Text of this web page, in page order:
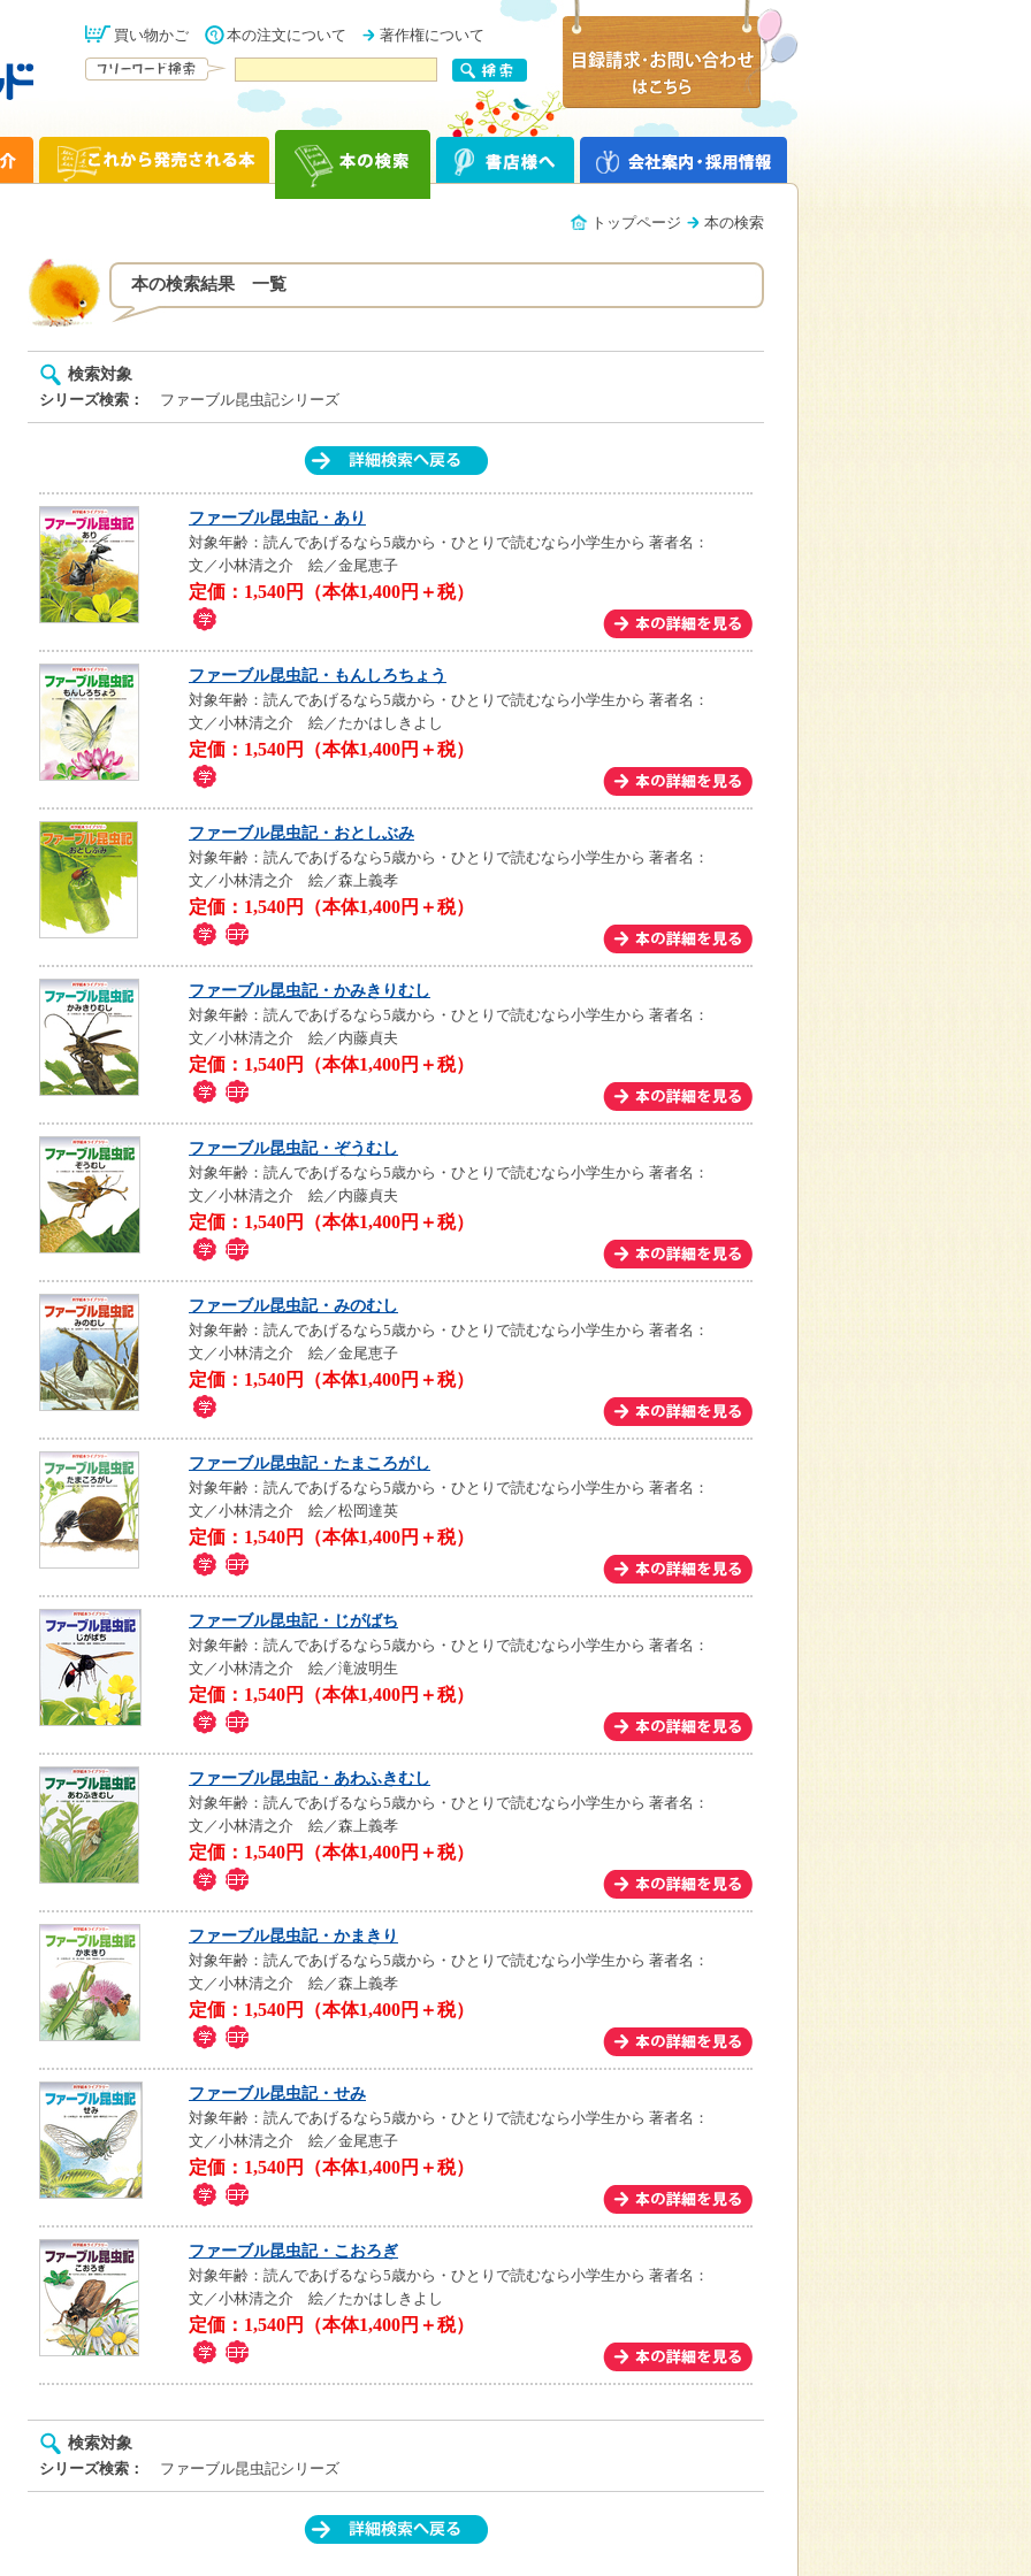
買い物かご 本の注文について 著作権について
トップページ 本の検索
本の検索結果 一覧
検索対象
シリーズ検索： ファーブル昆虫記シリーズ
ファーブル昆虫記・あり
対象年齢：読んであげるなら5歳から・ひとりで読むなら小学生から 著者名：
文／小林清之介 絵／金尾恵子
定価：1,540円（本体1,400円＋税）
ファーブル昆虫記・もんしろちょう
対象年齢：読んであげるなら5歳から・ひとりで読むなら小学生から 著者名：
文／小林清之介 絵／たかはしきよし
定価：1,540円（本体1,400円＋税）
ファーブル昆虫記・おとしぶみ
対象年齢：読んであげるなら5歳から・ひとりで読むなら小学生から 著者名：
文／小林清之介 絵／森上義孝
定価：1,540円（本体1,400円＋税）
ファーブル昆虫記・かみきりむし
対象年齢：読んであげるなら5歳から・ひとりで読むなら小学生から 著者名：
文／小林清之介 絵／内藤貞夫
定価：1,540円（本体1,400円＋税）
ファーブル昆虫記・ぞうむし
対象年齢：読んであげるなら5歳から・ひとりで読むなら小学生から 著者名：
文／小林清之介 絵／内藤貞夫
定価：1,540円（本体1,400円＋税）
ファーブル昆虫記・みのむし
対象年齢：読んであげるなら5歳から・ひとりで読むなら小学生から 著者名：
文／小林清之介 絵／金尾恵子
定価：1,540円（本体1,400円＋税）
ファーブル昆虫記・たまころがし
対象年齢：読んであげるなら5歳から・ひとりで読むなら小学生から 著者名：
文／小林清之介 絵／松岡達英
定価：1,540円（本体1,400円＋税）
ファーブル昆虫記・じがばち
対象年齢：読んであげるなら5歳から・ひとりで読むなら小学生から 著者名：
文／小林清之介 絵／滝波明生
定価：1,540円（本体1,400円＋税）
ファーブル昆虫記・あわふきむし
対象年齢：読んであげるなら5歳から・ひとりで読むなら小学生から 著者名：
文／小林清之介 絵／森上義孝
定価：1,540円（本体1,400円＋税）
ファーブル昆虫記・かまきり
対象年齢：読んであげるなら5歳から・ひとりで読むなら小学生から 著者名：
文／小林清之介 絵／森上義孝
定価：1,540円（本体1,400円＋税）
ファーブル昆虫記・せみ
対象年齢：読んであげるなら5歳から・ひとりで読むなら小学生から 著者名：
文／小林清之介 絵／金尾恵子
定価：1,540円（本体1,400円＋税）
ファーブル昆虫記・こおろぎ
対象年齢：読んであげるなら5歳から・ひとりで読むなら小学生から 著者名：
文／小林清之介 絵／たかはしきよし
定価：1,540円（本体1,400円＋税）
検索対象
シリーズ検索： ファーブル昆虫記シリーズ